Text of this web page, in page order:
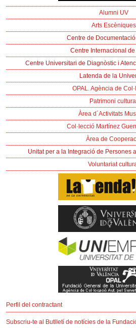
Alumni UV
Arts Escèniques
Centre de
Centre Internacional
Centre Universitari de Diagnòstic i
Latenda de la
OPAL. Agència de
Patrimoni cultural
Àrea d´Activitats
Col·lecció Martínez
Àrea de
Unitat per a la Integració de Persones
Voluntariat
Perfil del contractant
Subscriu-te al Butlletí de notícies de la